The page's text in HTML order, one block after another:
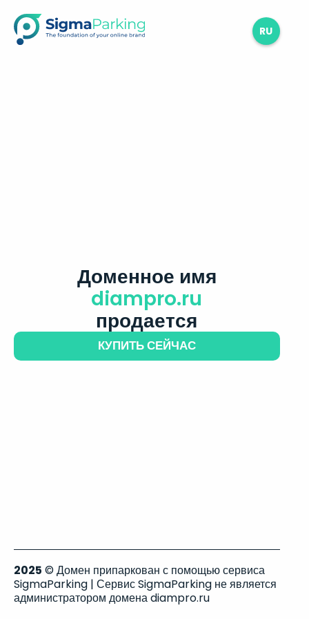
RU
Доменное имя
diampro.ru
продается
КУПИТЬ СЕЙЧАС
2025 © Домен припаркован с помощью сервиса
SigmaParking | Сервис SigmaParking не является
администратором домена diampro.ru